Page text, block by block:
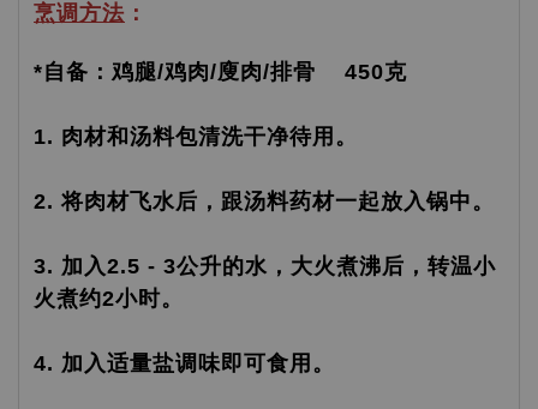
烹调方法 ：
*自备：鸡腿/鸡肉/廋肉/排骨 450克
1. 肉材和汤料包清洗干净待用。
2. 将肉材飞水后，跟汤料药材一起放入锅中。
3. 加入2.5 - 3公升的水，大火煮沸后，转温小
火煮约2小时。
4. 加入适量盐调味即可食用。